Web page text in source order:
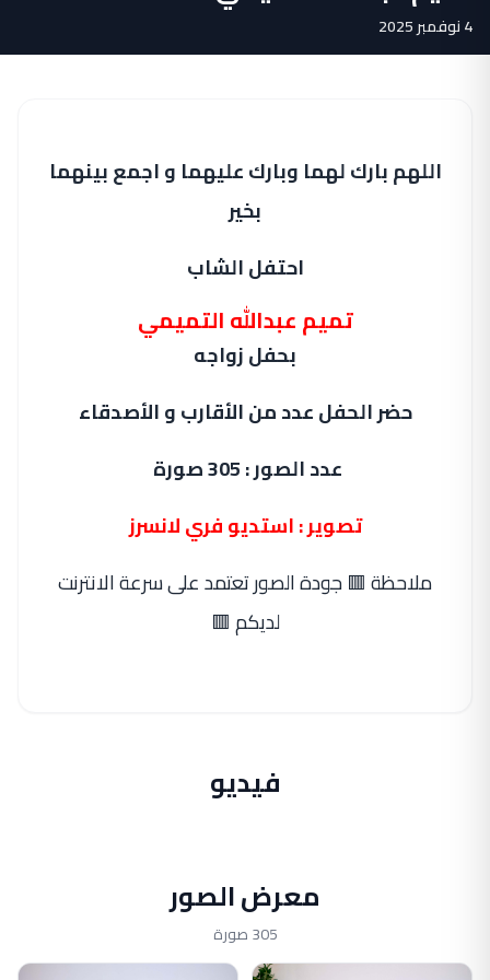
4 نوفمبر 2025
اللهم بارك لهما وبارك عليهما و اجمع بينهما
بخير
احتفل الشاب
تميم عبدالله التميمي
بحفل زواجه
حضر الحفل عدد من الأقارب و الأصدقاء
عدد الصور : 305 صورة
تصوير : استديو فري لانسرز
ملاحظة 🟥 جودة الصور تعتمد على سرعة الانترنت
لديكم 🟥
فيديو
معرض الصور
305 صورة